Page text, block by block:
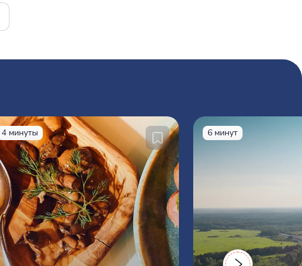
4 минуты 6 минут